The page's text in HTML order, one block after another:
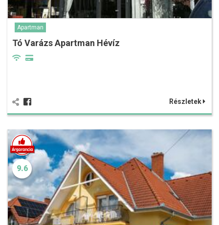
Apartman
Tó Varázs Apartman Hévíz
Részletek
9.6